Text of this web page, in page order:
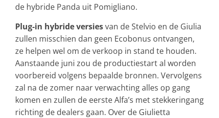
de hybride Panda uit Pomigliano.
Plug-in hybride versiesvan de Stelvio en de Giulia
zullen misschien dan geen Ecobonus ontvangen,
ze helpen wel om de verkoop in stand te houden.
Aanstaande juni zou de productiestart al worden
voorbereid volgens bepaalde bronnen. Vervolgens
zal na de zomer naar verwachting alles op gang
komen en zullen de eerste Alfa’s met stekkeringang
richting de dealers gaan. Over de Giulietta